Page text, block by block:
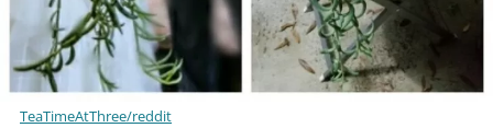
TeaTimeAtThree/reddit